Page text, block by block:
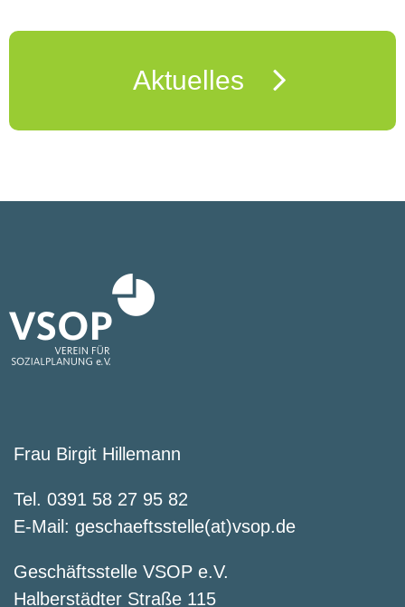
Aktuelles
Frau Birgit Hillemann
Tel. 0391 58 27 95 82
E-Mail: geschaeftsstelle(at)vsop.de
Geschäftsstelle VSOP e.V.
Halberstädter Straße 115